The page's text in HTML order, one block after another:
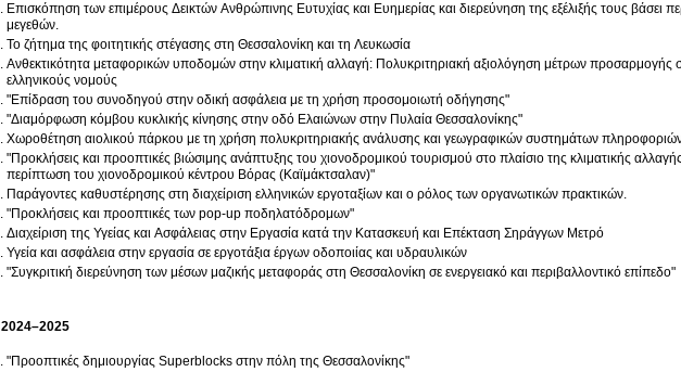
Επισκόπηση των επιμέρους Δεικτών Ανθρώπινης Ευτυχίας και Ευημερίας και διερεύνηση της εξέλιξής τους βάσει
μεγεθών.
Το ζήτημα της φοιτητικής στέγασης στη Θεσσαλονίκη και τη Λευκωσία
Ανθεκτικότητα μεταφορικών υποδομών στην κλιματική αλλαγή: Πολυκριτηριακή αξιολόγηση μέτρων προσαρμογής
ελληνικούς νομούς
"Επίδραση του συνοδηγού στην οδική ασφάλεια με τη χρήση προσομοιωτή οδήγησης"
"Διαμόρφωση κόμβου κυκλικής κίνησης στην οδό Ελαιώνων στην Πυλαία Θεσσαλονίκης"
Χωροθέτηση αιολικού πάρκου με τη χρήση πολυκριτηριακής ανάλυσης και γεωγραφικών συστημάτων
"Προκλήσεις και προοπτικές βιώσιμης ανάπτυξης του χιονοδρομικού τουρισμού στο πλαίσιο της κλιματικής
περίπτωση του χιονοδρομικού κέντρου Βόρας (Καϊμάκτσαλαν)"
Παράγοντες καθυστέρησης στη διαχείριση ελληνικών εργοταξίων και ο ρόλος των οργανωτικών πρακτικών.
"Προκλήσεις και προοπτικές των pop-up ποδηλατόδρομων"
Διαχείριση της Υγείας και Ασφάλειας στην Εργασία κατά την Κατασκευή και Επέκταση Σηράγγων Μετρό
Υγεία και ασφάλεια στην εργασία σε εργοτάξια έργων οδοποιίας και υδραυλικών
"Συγκριτική διερεύνηση των μέσων μαζικής μεταφοράς στη Θεσσαλονίκη σε ενεργειακό και περιβαλλοντικό επίπεδο"
2024–2025
"Προοπτικές δημιουργίας Superblocks στην πόλη της Θεσσαλονίκης"